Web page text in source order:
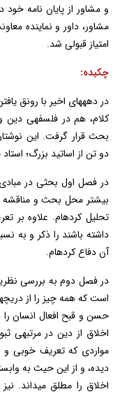
و مشاور از پایان نامه خود
مشاور، داور و نماینده
امتیاز قبولی شد.
چکیده:
در دهه­های اخیر با رونق
کلام، هم در فلسفه­ی دین
بحث قرار گرفت. این
دو تن از اساتید بزرگ؛
در فصل اول بحثی در
بیشتر محل بحث و مناقشه
تحلیل کرده­ام. علاوه بر
داشته باشند را ذکر و به
آن دفاع کرده­ام.
در فصل دوم به بررسی
است که همه چیز را از
حسن و قبح افعال انسان را
اخلاق از دین در مرتبه­ی
مواردی که تعریف خوبی و
دیده، و از این حیث به
اخلاق را مطلق می­داند.